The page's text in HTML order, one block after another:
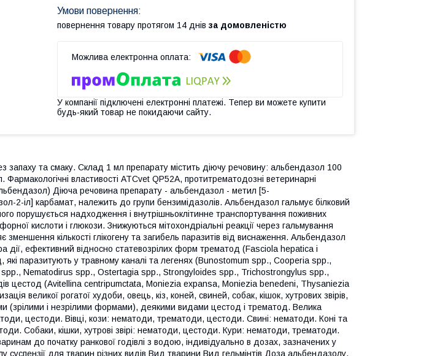
повернення товару протягом 14 днів за домовленістю
У компанії підключені електронні платежі. Тепер ви можете купити
будь-який товар не покидаючи сайту.
запаху та смаку. Склад 1 мл препарату містить діючу речовину: альбендазол 100
властивості АТСvet QP52А, протитрематодозні ветеринарні
Діюча речовина препарату - альбендазол - метил [5-
2-іл] карбамат, належить до групи бензимідазолів. Альбендазол гальмує білковий
порушується надходження і внутрішньоклітинне транспортування поживних
кислоти і глюкози. Знижуються мітохондріальні реакції через гальмування
кількості глікогену та загибель паразитів від виснаження. Альбендазол
дії, ефективний відносно статевозрілих форм трематод (Fasciola hepatica і
паразитують у травному каналі та легенях (Bunostomum spp., Cooperia spp.,
Nematodirus spp., Ostertagia spp., Strongyloides spp., Triсhostrongylus spp.,
цестод (Avitellina centripumctata, Moniezia expansa, Moniezia benedeni, Thysaniezia
великої рогатої худоби, овець, кіз, коней, свиней, собак, кішок, хутрових звірів,
(зрілими і незрілими формами), деякими видами цестод і трематод. Велика
цестоди. Вівці, кози: нематоди, трематоди, цестоди. Свині: нематоди. Коні та
Собаки, кішки, хутрові звірі: нематоди, цестоди. Кури: нематоди, трематоди.
до початку ранкової годівлі з водою, індивідуально в дозах, зазначених у
суспензії для тварин різних видів Вид тварини Вид гельмінтів Доза альбендазолу,